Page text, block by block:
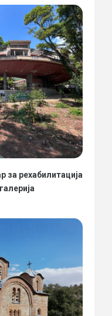
за рехабилитација